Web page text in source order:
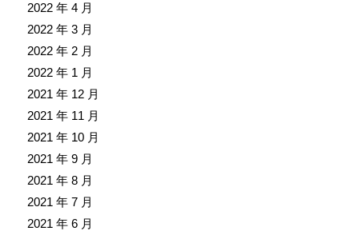
2022 年 4 月
2022 年 3 月
2022 年 2 月
2022 年 1 月
2021 年 12 月
2021 年 11 月
2021 年 10 月
2021 年 9 月
2021 年 8 月
2021 年 7 月
2021 年 6 月